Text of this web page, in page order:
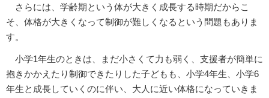
さらには、学齢期という体が大きく成長する時期だからこ
そ、体格が大きくなって制御が難しくなるという問題もありま
す。
小学1年生のときは、まだ小さくて力も弱く、支援者が簡単に
抱きかかえたり制御できたりした子どもも、小学4年生、小学6
年生と成長していくのに伴い、大人に近い体格になっていきま